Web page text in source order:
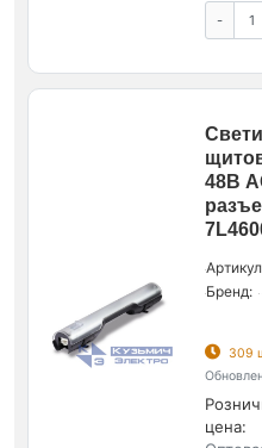
-
48В
Бренд:
309
цена: